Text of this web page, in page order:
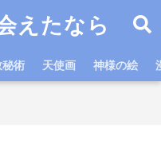
えたなら
秘術 天使画 神様の絵